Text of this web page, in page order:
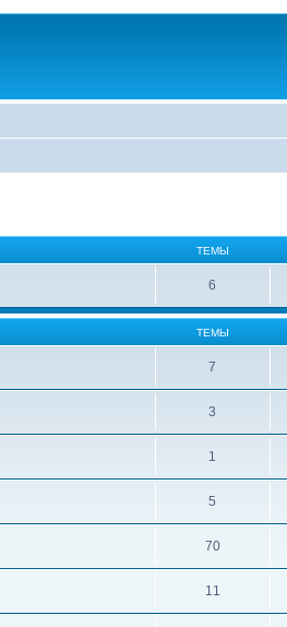
ТЕМЫ
6
ТЕМЫ
7
3
1
5
70
11